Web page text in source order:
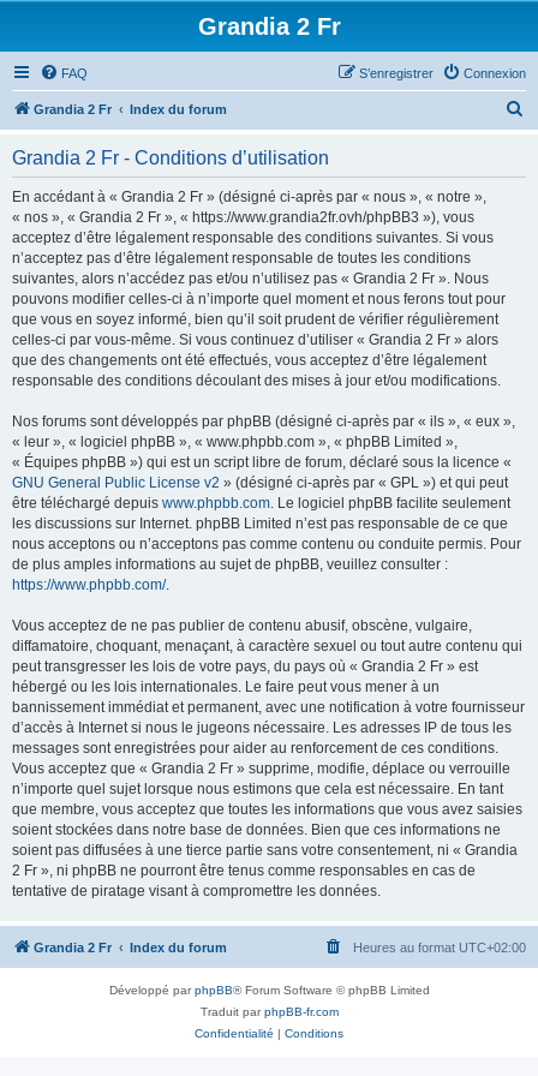
Grandia 2 Fr
FAQ Connexion
S’enregistrer
Grandia 2 Fr Index du forum
Grandia 2 Fr - Conditions d’utilisation
En accédant à « Grandia 2 Fr » (désigné ci-après par « nous », « notre »,
« nos », « Grandia 2 Fr », « https://www.grandia2fr.ovh/phpBB3 »), vous
acceptez d’être légalement responsable des conditions suivantes. Si vous
n’acceptez pas d’être légalement responsable de toutes les conditions
suivantes, alors n’accédez pas et/ou n’utilisez pas « Grandia 2 Fr ». Nous
pouvons modifier celles-ci à n’importe quel moment et nous ferons tout pour
que vous en soyez informé, bien qu’il soit prudent de vérifier régulièrement
celles-ci par vous-même. Si vous continuez d’utiliser « Grandia 2 Fr » alors
que des changements ont été effectués, vous acceptez d’être légalement
responsable des conditions découlant des mises à jour et/ou modifications.
Nos forums sont développés par phpBB (désigné ci-après par « ils », « eux »,
« leur », « logiciel phpBB », « www.phpbb.com », « phpBB Limited »,
« Équipes phpBB ») qui est un script libre de forum, déclaré sous la licence «
GNU General Public License v2 » (désigné ci-après par « GPL ») et qui peut
être téléchargé depuis www.phpbb.com. Le logiciel phpBB facilite seulement
les discussions sur Internet. phpBB Limited n’est pas responsable de ce que
nous acceptons ou n’acceptons pas comme contenu ou conduite permis. Pour
de plus amples informations au sujet de phpBB, veuillez consulter :
https://www.phpbb.com/.
Vous acceptez de ne pas publier de contenu abusif, obscène, vulgaire,
diffamatoire, choquant, menaçant, à caractère sexuel ou tout autre contenu qui
peut transgresser les lois de votre pays, du pays où « Grandia 2 Fr » est
hébergé ou les lois internationales. Le faire peut vous mener à un
bannissement immédiat et permanent, avec une notification à votre fournisseur
d’accès à Internet si nous le jugeons nécessaire. Les adresses IP de tous les
messages sont enregistrées pour aider au renforcement de ces conditions.
Vous acceptez que « Grandia 2 Fr » supprime, modifie, déplace ou verrouille
n’importe quel sujet lorsque nous estimons que cela est nécessaire. En tant
que membre, vous acceptez que toutes les informations que vous avez saisies
soient stockées dans notre base de données. Bien que ces informations ne
soient pas diffusées à une tierce partie sans votre consentement, ni « Grandia
2 Fr », ni phpBB ne pourront être tenus comme responsables en cas de
tentative de piratage visant à compromettre les données.
Grandia 2 Fr Index du forum Heures au format UTC+02:00
Développé parphpBB® Forum Software © phpBB Limited
Traduit parphpBB-fr.com
Confidentialité | Conditions